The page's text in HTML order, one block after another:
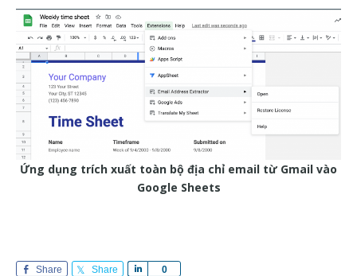
Ứng dụng trích xuất toàn bộ địa chỉ email từ Gmail vào
Google Sheets
Share Share 0